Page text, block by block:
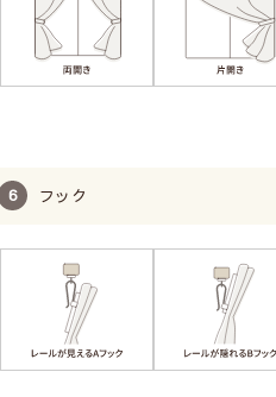
フック